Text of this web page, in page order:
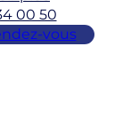
00 50
vous